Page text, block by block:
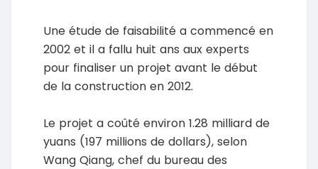
Une étude de faisabilité a commencé en
2002 et il a fallu huit ans aux experts
pour finaliser un projet avant le début
de la construction en 2012.
Le projet a coûté environ 1.28 milliard de
yuans (197 millions de dollars), selon
Wang Qiang, chef du bureau des